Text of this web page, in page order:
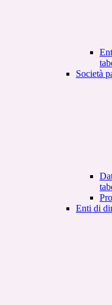
Società
Enti di